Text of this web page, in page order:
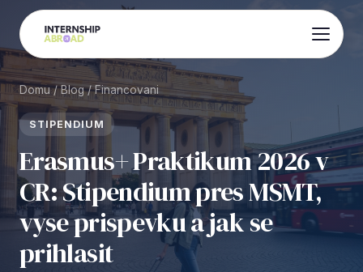
Domu / Blog / Financovani
STIPENDIUM
Erasmus+ Praktikum 2026 v
CR: Stipendium pres MSMT,
vyse prispevku a jak se
prihlasit